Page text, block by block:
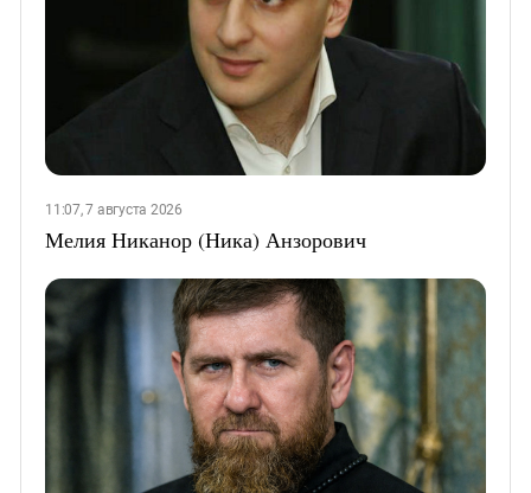
11:07, 7 августа 2026
Мелия Никанор (Ника) Анзорович